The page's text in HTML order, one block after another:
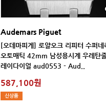
Audemars Piguet
레이다이얼 aud0553 - Aud..
587,100원